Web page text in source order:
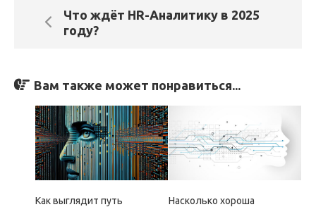
Что ждёт HR-Аналитику в 2025
году?
Вам также может понравиться...
Как выглядит путь
Насколько хороша